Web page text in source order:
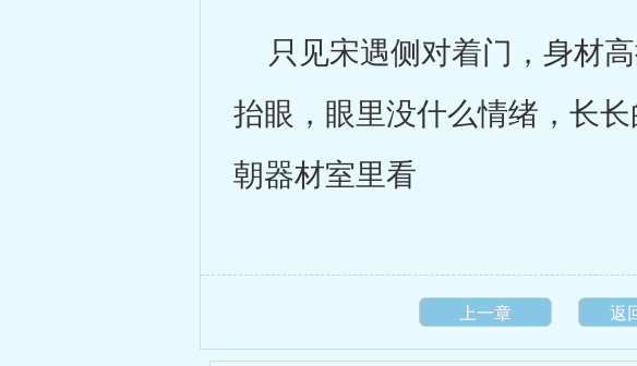
只见宋遇侧对着门，身材
抬眼，眼里没什么情绪，长
朝器材室里看
上一章 返